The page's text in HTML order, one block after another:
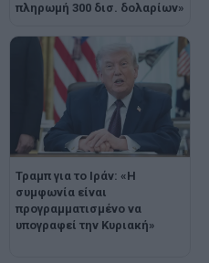
πληρωμή 300 δισ. δολαρίων»
Τραμπ για το Ιράν: «Η
συμφωνία είναι
προγραμματισμένο να
υπογραφεί την Κυριακή»